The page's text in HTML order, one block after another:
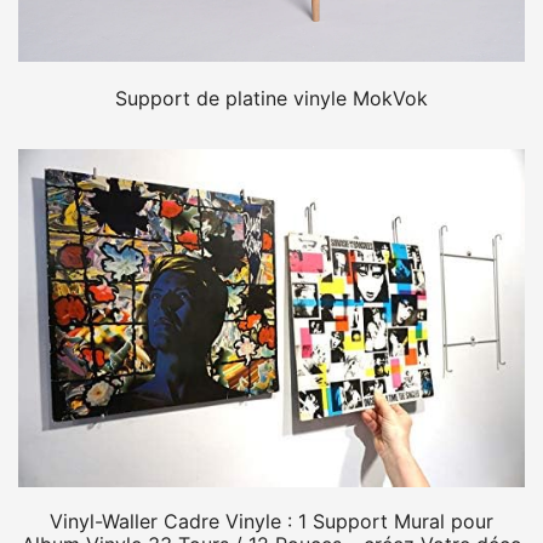
Support de platine vinyle MokVok
Vinyl-Waller Cadre Vinyle : 1 Support Mural pour